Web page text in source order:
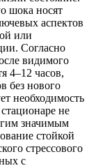
шока носят
аспектов
или
Согласно
видимого
4–12 часов,
без нового
необходимость
не
значимым
стойкой
стрессового
с